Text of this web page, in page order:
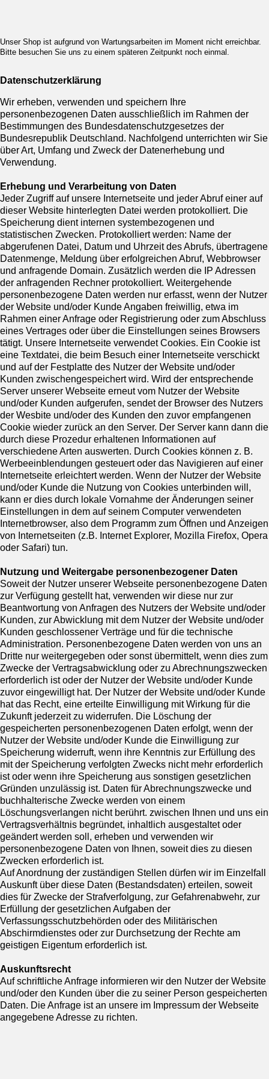
Unser Shop ist aufgrund von Wartungsarbeiten im Moment nicht erreichbar.
Bitte besuchen Sie uns zu einem späteren Zeitpunkt noch einmal.
Datenschutzerklärung
Wir erheben, verwenden und speichern Ihre
personenbezogenen Daten ausschließlich im Rahmen der
Bestimmungen des Bundesdatenschutzgesetzes der
Bundesrepublik Deutschland. Nachfolgend unterrichten wir Sie
über Art, Umfang und Zweck der Datenerhebung und
Verwendung.
Erhebung und Verarbeitung von Daten
Jeder Zugriff auf unsere Internetseite und jeder Abruf einer auf
dieser Website hinterlegten Datei werden protokolliert. Die
Speicherung dient internen systembezogenen und
statistischen Zwecken. Protokolliert werden: Name der
abgerufenen Datei, Datum und Uhrzeit des Abrufs, übertragene
Datenmenge, Meldung über erfolgreichen Abruf, Webbrowser
und anfragende Domain. Zusätzlich werden die IP Adressen
der anfragenden Rechner protokolliert. Weitergehende
personenbezogene Daten werden nur erfasst, wenn der Nutzer
der Website und/oder Kunde Angaben freiwillig, etwa im
Rahmen einer Anfrage oder Registrierung oder zum Abschluss
eines Vertrages oder über die Einstellungen seines Browsers
tätigt. Unsere Internetseite verwendet Cookies. Ein Cookie ist
eine Textdatei, die beim Besuch einer Internetseite verschickt
und auf der Festplatte des Nutzer der Website und/oder
Kunden zwischengespeichert wird. Wird der entsprechende
Server unserer Webseite erneut vom Nutzer der Website
und/oder Kunden aufgerufen, sendet der Browser des Nutzers
der Wesbite und/oder des Kunden den zuvor empfangenen
Cookie wieder zurück an den Server. Der Server kann dann die
durch diese Prozedur erhaltenen Informationen auf
verschiedene Arten auswerten. Durch Cookies können z. B.
Werbeeinblendungen gesteuert oder das Navigieren auf einer
Internetseite erleichtert werden. Wenn der Nutzer der Website
und/oder Kunde die Nutzung von Cookies unterbinden will,
kann er dies durch lokale Vornahme der Änderungen seiner
Einstellungen in dem auf seinem Computer verwendeten
Internetbrowser, also dem Programm zum Öffnen und Anzeigen
von Internetseiten (z.B. Internet Explorer, Mozilla Firefox, Opera
oder Safari) tun.
Nutzung und Weitergabe personenbezogener Daten
Soweit der Nutzer unserer Webseite personenbezogene Daten
zur Verfügung gestellt hat, verwenden wir diese nur zur
Beantwortung von Anfragen des Nutzers der Website und/oder
Kunden, zur Abwicklung mit dem Nutzer der Website und/oder
Kunden geschlossener Verträge und für die technische
Administration. Personenbezogene Daten werden von uns an
Dritte nur weitergegeben oder sonst übermittelt, wenn dies zum
Zwecke der Vertragsabwicklung oder zu Abrechnungszwecken
erforderlich ist oder der Nutzer der Website und/oder Kunde
zuvor eingewilligt hat. Der Nutzer der Website und/oder Kunde
hat das Recht, eine erteilte Einwilligung mit Wirkung für die
Zukunft jederzeit zu widerrufen. Die Löschung der
gespeicherten personenbezogenen Daten erfolgt, wenn der
Nutzer der Website und/oder Kunde die Einwilligung zur
Speicherung widerruft, wenn ihre Kenntnis zur Erfüllung des
mit der Speicherung verfolgten Zwecks nicht mehr erforderlich
ist oder wenn ihre Speicherung aus sonstigen gesetzlichen
Gründen unzulässig ist. Daten für Abrechnungszwecke und
buchhalterische Zwecke werden von einem
Löschungsverlangen nicht berührt. zwischen Ihnen und uns ein
Vertragsverhältnis begründet, inhaltlich ausgestaltet oder
geändert werden soll, erheben und verwenden wir
personenbezogene Daten von Ihnen, soweit dies zu diesen
Zwecken erforderlich ist.
Auf Anordnung der zuständigen Stellen dürfen wir im Einzelfall
Auskunft über diese Daten (Bestandsdaten) erteilen, soweit
dies für Zwecke der Strafverfolgung, zur Gefahrenabwehr, zur
Erfüllung der gesetzlichen Aufgaben der
Verfassungsschutzbehörden oder des Militärischen
Abschirmdienstes oder zur Durchsetzung der Rechte am
geistigen Eigentum erforderlich ist.
Auskunftsrecht
Auf schriftliche Anfrage informieren wir den Nutzer der Website
und/oder den Kunden über die zu seiner Person gespeicherten
Daten. Die Anfrage ist an unsere im Impressum der Webseite
angegebene Adresse zu richten.